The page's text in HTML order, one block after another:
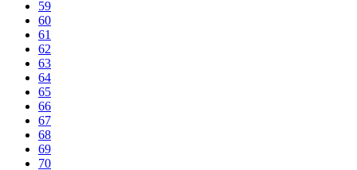
59
60
61
62
63
64
65
66
67
68
69
70